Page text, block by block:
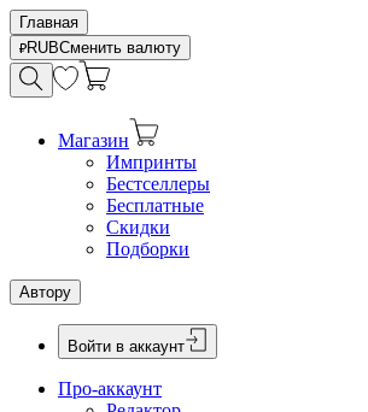
Главная
RUBСменить валюту
Магазин
Импринты
Бестселлеры
Бесплатные
Скидки
Подборки
Автору
Войти в аккаунт
Про-аккаунт